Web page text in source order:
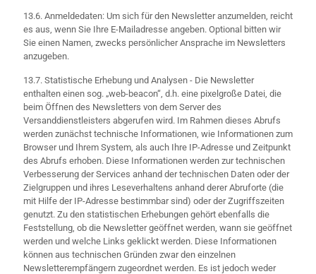
13.6. Anmeldedaten: Um sich für den Newsletter anzumelden, reicht
es aus, wenn Sie Ihre E-Mailadresse angeben. Optional bitten wir
Sie einen Namen, zwecks persönlicher Ansprache im Newsletters
anzugeben.
13.7. Statistische Erhebung und Analysen - Die Newsletter
enthalten einen sog. „web-beacon“, d.h. eine pixelgroße Datei, die
beim Öffnen des Newsletters von dem Server des
Versanddienstleisters abgerufen wird. Im Rahmen dieses Abrufs
werden zunächst technische Informationen, wie Informationen zum
Browser und Ihrem System, als auch Ihre IP-Adresse und Zeitpunkt
des Abrufs erhoben. Diese Informationen werden zur technischen
Verbesserung der Services anhand der technischen Daten oder der
Zielgruppen und ihres Leseverhaltens anhand derer Abruforte (die
mit Hilfe der IP-Adresse bestimmbar sind) oder der Zugriffszeiten
genutzt. Zu den statistischen Erhebungen gehört ebenfalls die
Feststellung, ob die Newsletter geöffnet werden, wann sie geöffnet
werden und welche Links geklickt werden. Diese Informationen
können aus technischen Gründen zwar den einzelnen
Newsletterempfängern zugeordnet werden. Es ist jedoch weder